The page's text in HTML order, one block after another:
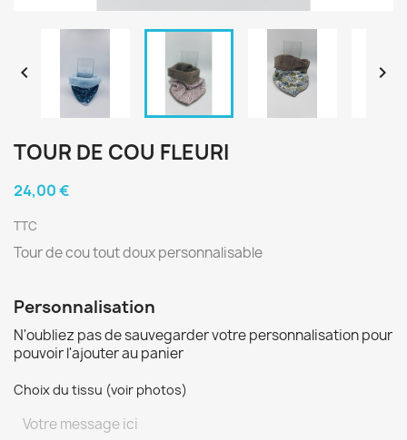
 
TOUR DE COU FLEURI
24,00 €
TTC
Tour de cou tout doux personnalisable
Personnalisation
N'oubliez pas de sauvegarder votre personnalisation pour
pouvoir l'ajouter au panier
Choix du tissu (voir photos)